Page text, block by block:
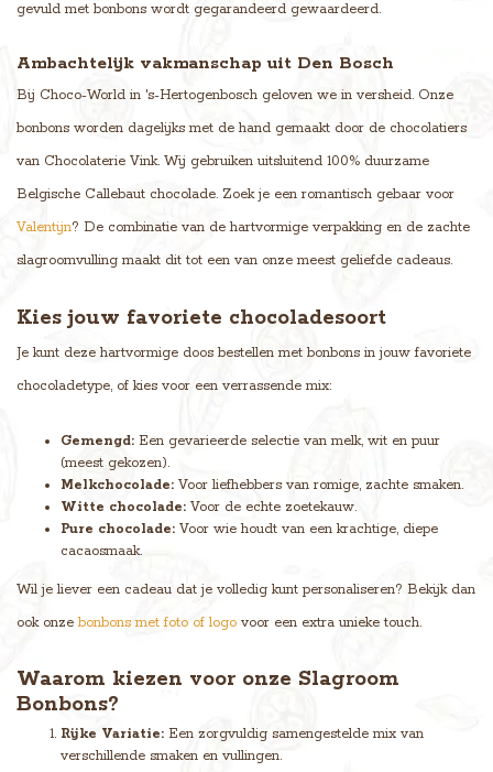
gevuld met bonbons wordt gegarandeerd gewaardeerd.
Ambachtelijk vakmanschap uit Den Bosch
Bij Choco-World in 's-Hertogenbosch geloven we in versheid. Onze
bonbons worden dagelijks met de hand gemaakt door de chocolatiers
van Chocolaterie Vink. Wij gebruiken uitsluitend 100% duurzame
Belgische Callebaut chocolade. Zoek je een romantisch gebaar voor
Valentijn? De combinatie van de hartvormige verpakking en de zachte
slagroomvulling maakt dit tot een van onze meest geliefde cadeaus.
Kies jouw favoriete chocoladesoort
Je kunt deze hartvormige doos bestellen met bonbons in jouw favoriete
chocoladetype, of kies voor een verrassende mix:
Gemengd: Een gevarieerde selectie van melk, wit en puur
(meest gekozen).
Melkchocolade: Voor liefhebbers van romige, zachte smaken.
Witte chocolade: Voor de echte zoetekauw.
Pure chocolade: Voor wie houdt van een krachtige, diepe
cacaosmaak.
Wil je liever een cadeau dat je volledig kunt personaliseren? Bekijk dan
ook onze bonbons met foto of logo voor een extra unieke touch.
Waarom kiezen voor onze Slagroom
Bonbons?
Rijke Variatie: Een zorgvuldig samengestelde mix van
verschillende smaken en vullingen.